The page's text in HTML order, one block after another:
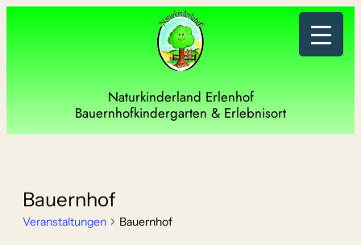
Naturkinderland Erlenhof
Bauernhofkindergarten & Erlebnisort
Bauernhof
Veranstaltungen Bauernhof